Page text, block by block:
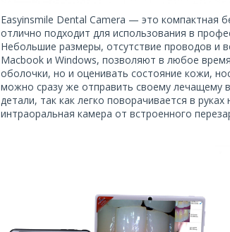
Easyinsmile Dental Camera — это компактная
отлично подходит для использования в
Небольшие размеры, отсутствие проводов и
Macbook и Windows, позволяют в любое
оболочки, но и оценивать состояние кожи,
можно сразу же отправить своему лечащему
детали, так как легко поворачивается в
интраоральная камера от встроенного